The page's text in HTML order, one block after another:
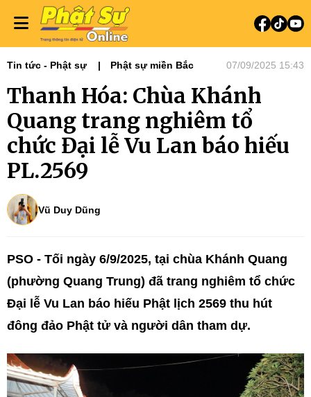
Tin tức - Phật sự Phật sự miền Bắc 07/09/2025 15:43
Thanh Hóa: Chùa Khánh
Quang trang nghiêm tổ
chức Đại lễ Vu Lan báo hiếu
PL.2569
Vũ Duy Dũng
PSO - Tối ngày 6/9/2025, tại chùa Khánh Quang
(phường Quang Trung) đã trang nghiêm tổ chức
Đại lễ Vu Lan báo hiếu Phật lịch 2569 thu hút
đông đảo Phật tử và người dân tham dự.